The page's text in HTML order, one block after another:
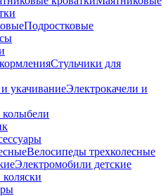
Подростковые
Стульчики для
Электрокачели и
Велосипеды трехколесные
Электромобили детские